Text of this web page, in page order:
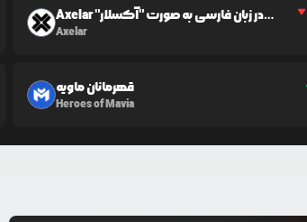
Axelar در زبان فارسی به صورت "آکسلار"
Axelar
قهرمانان ماویه
Heroes of Mavia